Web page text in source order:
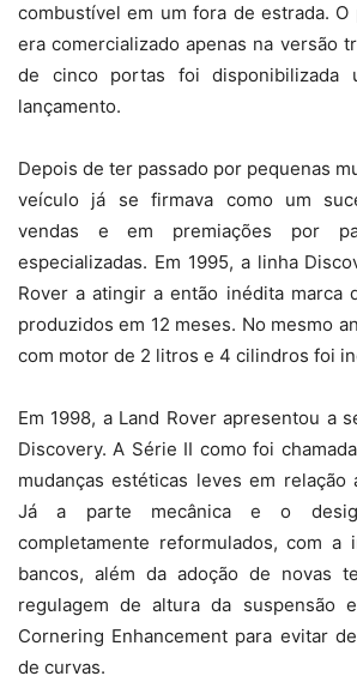
combustível em um fora de estrada.
era comercializado apenas na versão
de cinco portas foi disponibilizada
lançamento.
Depois de ter passado por pequenas
veículo já se firmava como um
vendas e em premiações por
especializadas. Em 1995, a linha
Rover a atingir a então inédita marca
produzidos em 12 meses. No mesmo
com motor de 2 litros e 4 cilindros foi
Em 1998, a Land Rover apresentou a
Discovery. A Série II como foi
mudanças estéticas leves em relação
Já a parte mecânica e o
completamente reformulados, com a
bancos, além da adoção de novas
regulagem de altura da suspensão
Cornering Enhancement para evitar
de curvas.